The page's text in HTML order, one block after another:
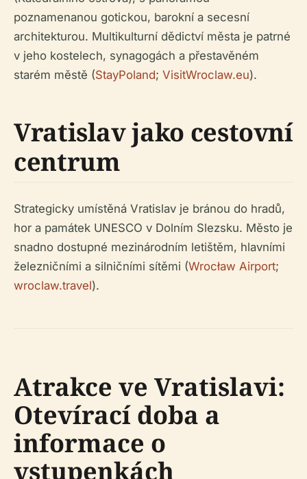
poznamenanou gotickou, barokní a secesní
architekturou. Multikulturní dědictví města je patrné
v jeho kostelech, synagogách a přestavěném
starém městě (StayPoland; VisitWroclaw.eu).
Vratislav jako cestovní
centrum
Strategicky umístěná Vratislav je bránou do hradů,
hor a památek UNESCO v Dolním Slezsku. Město je
snadno dostupné mezinárodním letištěm, hlavními
železničními a silničními sítěmi (Wrocław Airport;
wroclaw.travel).
Atrakce ve Vratislavi:
Otevírací doba a
informace o
vstupenkách